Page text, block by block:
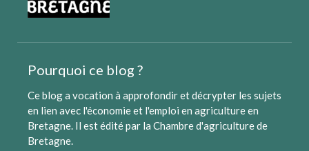
Pourquoi ce blog ?
Ce blog a vocation à approfondir et décrypter les sujets
en lien avec l'économie et l'emploi en agriculture en
Bretagne. Il est édité par la Chambre d'agriculture de
Bretagne.